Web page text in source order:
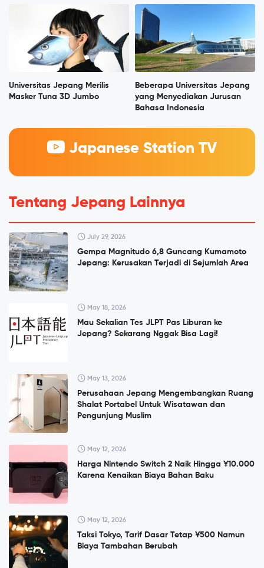
Universitas Jepang Merilis
Masker Tuna 3D Jumbo
Beberapa Universitas Jepang
yang Menyediakan Jurusan
Bahasa Indonesia
Japanese Station TV
Tentang Jepang Lainnya
July 29, 2026
Gempa Magnitudo 6,8 Guncang Kumamoto
Jepang: Kerusakan Terjadi di Sejumlah Area
May 18, 2026
Mau Sekalian Tes JLPT Pas Liburan ke
Jepang? Sekarang Nggak Bisa Lagi!
May 13, 2026
Perusahaan Jepang Mengembangkan Ruang
Shalat Portabel Untuk Wisatawan dan
Pengunjung Muslim
May 12, 2026
Harga Nintendo Switch 2 Naik Hingga ¥10.000
Karena Kenaikan Biaya Bahan Baku
May 12, 2026
Taksi Tokyo, Tarif Dasar Tetap ¥500 Namun
Biaya Tambahan Berubah